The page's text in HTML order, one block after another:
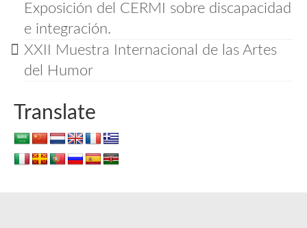
Exposición del CERMI sobre discapacidad
e integración.
XXII Muestra Internacional de las Artes
del Humor
Translate